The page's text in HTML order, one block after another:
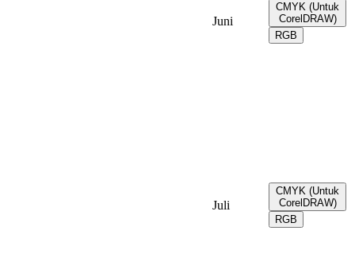
Juni
CMYK (Untuk
CorelDRAW)
RGB
Juli
CMYK (Untuk
CorelDRAW)
RGB